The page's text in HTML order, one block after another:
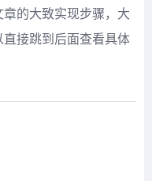
的大致实现步骤，大
接跳到后面查看具体